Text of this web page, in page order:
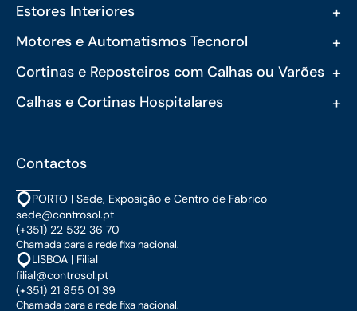
Estores Interiores +
Motores e Automatismos Tecnorol +
Cortinas e Reposteiros com Calhas ou Varões +
Calhas e Cortinas Hospitalares +
Contactos
PORTO | Sede, Exposição e Centro de Fabrico
sede@controsol.pt
(+351) 22 532 36 70
Chamada para a rede fixa nacional.
LISBOA | Filial
filial@controsol.pt
(+351) 21 855 01 39
Chamada para a rede fixa nacional.